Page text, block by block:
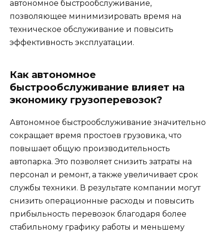
автономное быстрообслуживание,
позволяющее минимизировать время на
техническое обслуживание и повысить
эффективность эксплуатации.
Как автономное
быстрообслуживание влияет на
экономику грузоперевозок?
Автономное быстрообслуживание значительно
сокращает время простоев грузовика, что
повышает общую производительность
автопарка. Это позволяет снизить затраты на
персонал и ремонт, а также увеличивает срок
службы техники. В результате компании могут
снизить операционные расходы и повысить
прибыльность перевозок благодаря более
стабильному графику работы и меньшему